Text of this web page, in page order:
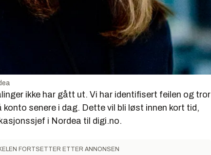
ikke har gått ut. Vi har identifisert feilen og tror
konto senere i dag. Dette vil bli løst innen kort tid,
i Nordea til digi.no.
FORTSETTER ETTER ANNONSEN